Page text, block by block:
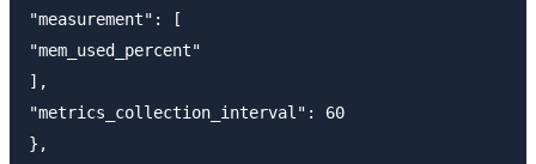
"measurement": [
"mem_used_percent"
],
"metrics_collection_interval": 60
},